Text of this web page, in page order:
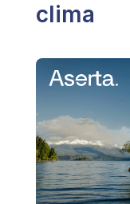
clima